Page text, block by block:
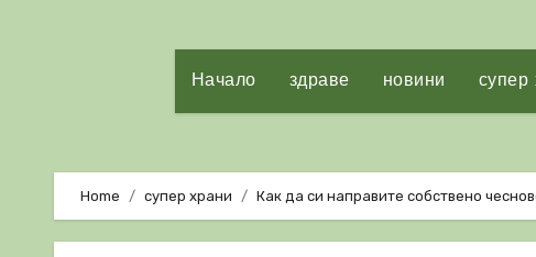
Начало здраве новини супер
Home супер храни Как да си направите собствено